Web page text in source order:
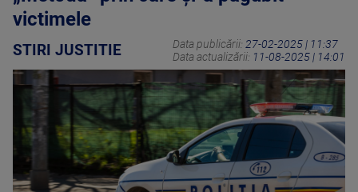
victimele
STIRI JUSTITIE Data publicării: 27-02-2025 | 11:37
Data actualizării: 11-08-2025 | 14:01